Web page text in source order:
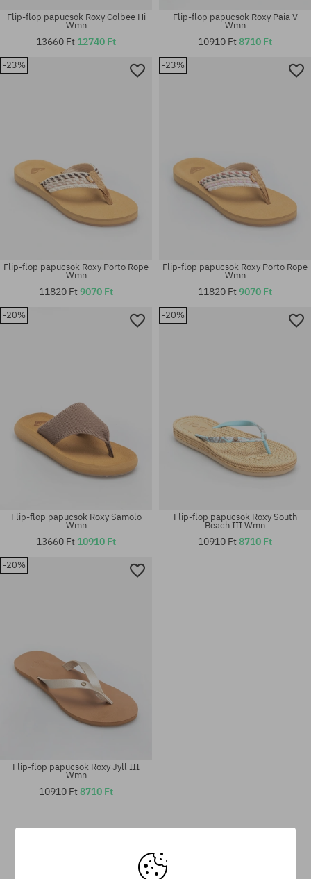
Elérhető méretek:
Elérhető méretek:
Elérhető méretek:
Flip-flop papucsok Roxy Colbee Hi
Wmn
13660 Ft 12740 Ft
Elérhető méretek:
Flip-flop papucsok Roxy Paia V
Wmn
10910 Ft8710 Ft
-23%
Elérhető méretek:
Flip-flop papucsok Roxy Porto Rope
Wmn
11820 Ft9070 Ft
-23%
Flip-flop papucsok Roxy Porto Rope
Wmn
11820 Ft9070 Ft
-20%
Flip-flop papucsok Roxy Samolo
Wmn
13660 Ft 10910 Ft
-20%
Flip-flop papucsok Roxy South
Beach III Wmn
10910 Ft8710 Ft
-20%
Flip-flop papucsok Roxy Jyll III
Wmn
10910 Ft8710 Ft